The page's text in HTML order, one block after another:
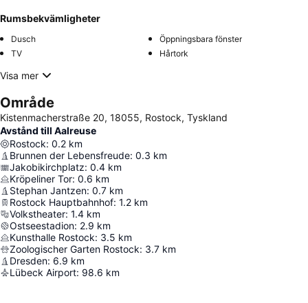
Rumsbekvämligheter
Dusch
Öppningsbara fönster
TV
Hårtork
Visa mer
Område
Kistenmacherstraße 20, 18055, Rostock, Tyskland
Avstånd till Aalreuse
Rostock: 0.2 km
Brunnen der Lebensfreude: 0.3 km
Jakobikirchplatz: 0.4 km
Kröpeliner Tor: 0.6 km
Stephan Jantzen: 0.7 km
Rostock Hauptbahnhof: 1.2 km
Volkstheater: 1.4 km
Ostseestadion: 2.9 km
Kunsthalle Rostock: 3.5 km
Zoologischer Garten Rostock: 3.7 km
Dresden: 6.9 km
Lübeck Airport: 98.6 km